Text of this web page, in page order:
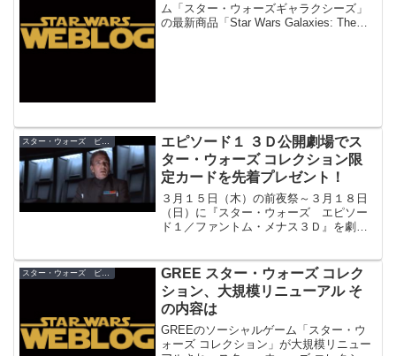
ム「スター・ウォーズギャラクシーズ」
の最新商品「Star Wars Galaxies: The
エピソード１ ３Ｄ公開劇場でス
ター・ウォーズ コレクション限
定カードを先着プレゼント！
３月１５日（木）の前夜祭～３月１８日
（日）に『スター・ウォーズ エピソー
ド１／ファントム・メナス３Ｄ』を劇場
ォーズ コレクション」のリアルレアカー
ドがプレゼントされます！
GREE スター・ウォーズ コレク
ション、大規模リニューアル そ
の内容は
GREEのソーシャルゲーム「スター・ウ
ォーズ コレクション」が大規模リニュー